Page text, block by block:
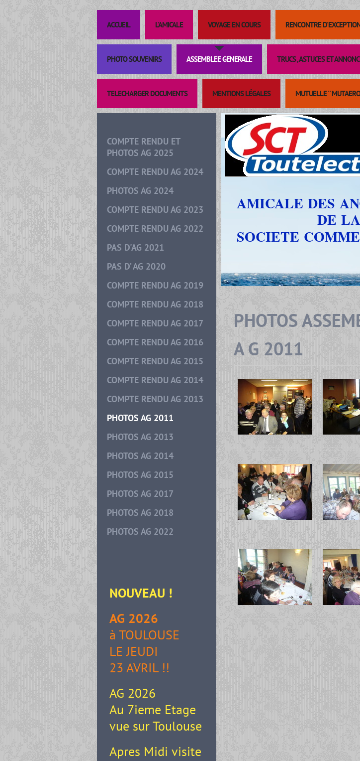
ACCUEIL L'AMICALE VOYAGE EN COURS RENCONTRE
PHOTO SOUVENIRS ASSEMBLEE GENERALE TRUCS , ASTUCES ET
TELECHARGER DOCUMENTS MENTIONS LÉGALES MUTUELLE ''
COMPTE RENDU ET
PHOTOS AG 2025
COMPTE RENDU AG 2024
PHOTOS AG 2024
COMPTE RENDU AG 2023
COMPTE RENDU AG 2022
PAS D'AG 2021
PAS D’ AG 2020
COMPTE RENDU AG 2019
COMPTE RENDU AG 2018
COMPTE RENDU AG 2017
COMPTE RENDU AG 2016
COMPTE RENDU AG 2015
COMPTE RENDU AG 2014
COMPTE RENDU AG 2013
PHOTOS AG 2011
PHOTOS AG 2013
PHOTOS AG 2014
PHOTOS AG 2015
PHOTOS AG 2017
PHOTOS AG 2018
PHOTOS AG 2022
NOUVEAU !
AG 2026
à TOULOUSE
LE JEUDI
23 AVRIL !!
AG 2026
Au 7ieme Etage
vue sur Toulouse
Apres Midi visite
AMICALE DES
DE LA
SOCIETE
PHOTOS
A G 2011